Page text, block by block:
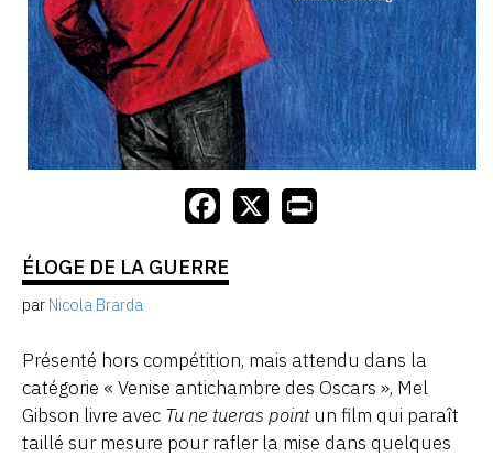
ÉLOGE DE LA GUERRE
par Nicola Brarda
Présenté hors compétition, mais attendu dans la
catégorie « Venise antichambre des Oscars », Mel
Gibson livre avec Tu ne tueras pointun film qui paraît
taillé sur mesure pour rafler la mise dans quelques